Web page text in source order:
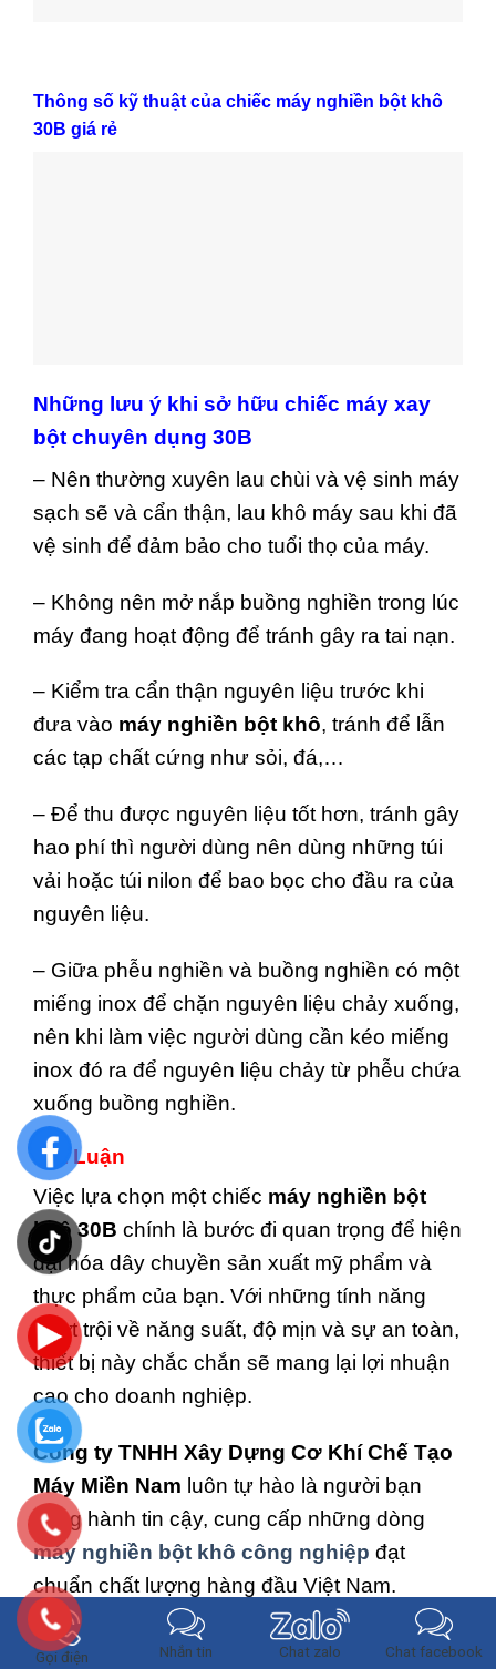
Thông số kỹ thuật của chiếc máy nghiền bột khô
30B giá rẻ
Những lưu ý khi sở hữu chiếc máy xay
bột chuyên dụng 30B
– Nên thường xuyên lau chùi và vệ sinh máy
sạch sẽ và cẩn thận, lau khô máy sau khi đã
vệ sinh để đảm bảo cho tuổi thọ của máy.
– Không nên mở nắp buồng nghiền trong lúc
máy đang hoạt động để tránh gây ra tai nạn.
– Kiểm tra cẩn thận nguyên liệu trước khi
đưa vào máy nghiền bột khô, tránh để lẫn
các tạp chất cứng như sỏi, đá,…
– Để thu được nguyên liệu tốt hơn, tránh gây
hao phí thì người dùng nên dùng những túi
vải hoặc túi nilon để bao bọc cho đầu ra của
nguyên liệu.
– Giữa phễu nghiền và buồng nghiền có một
miếng inox để chặn nguyên liệu chảy xuống,
nên khi làm việc người dùng cần kéo miếng
inox đó ra để nguyên liệu chảy từ phễu chứa
xuống buồng nghiền.
Kết Luận
Việc lựa chọn một chiếc máy nghiền bột
khô 30B chính là bước đi quan trọng để hiện
đại hóa dây chuyền sản xuất mỹ phẩm và
thực phẩm của bạn. Với những tính năng
vượt trội về năng suất, độ mịn và sự an toàn,
thiết bị này chắc chắn sẽ mang lại lợi nhuận
cao cho doanh nghiệp.
Công ty TNHH Xây Dựng Cơ Khí Chế Tạo
Máy Miền Nam luôn tự hào là người bạn
đồng hành tin cậy, cung cấp những dòng
máy nghiền bột khô công nghiệp đạt
chuẩn chất lượng hàng đầu Việt Nam.
Chúng tôi tin rằng, sự thành công của quý
khách hàng cũng chính là niềm hạnh phúc
Gọi điện Nhắn tin Chat zalo Chat facebook